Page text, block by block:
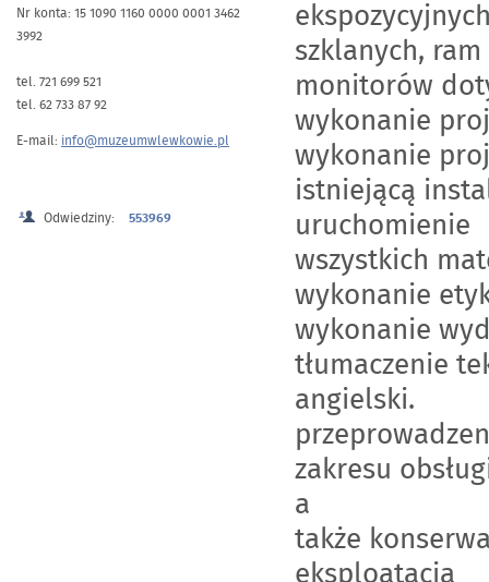
Nr konta: 15 1090 1160 0000 0001 3462
3992
tel. 721 699 521
tel. 62 733 87 92
E-mail: info@muzeumwlewkowie.pl
Odwiedziny: 553969
szklanych, ram
monitorów
wykonanie
wykonanie
istniejącą
uruchomienie
wszystkich
wykonanie
wykonanie
tłumaczenie
angielski.
zakresu
a
także
eksploatacją